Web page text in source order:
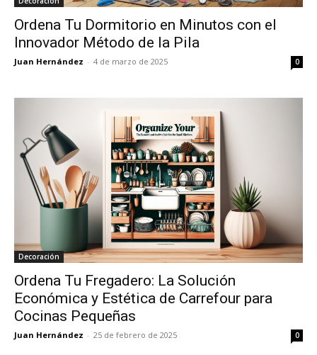
Ordena Tu Dormitorio en Minutos con el
Innovador Método de la Pila
Juan Hernández - 4 de marzo de 2025 0
Decoración
Ordena Tu Fregadero: La Solución
Económica y Estética de Carrefour para
Cocinas Pequeñas
Juan Hernández - 25 de febrero de 2025 0